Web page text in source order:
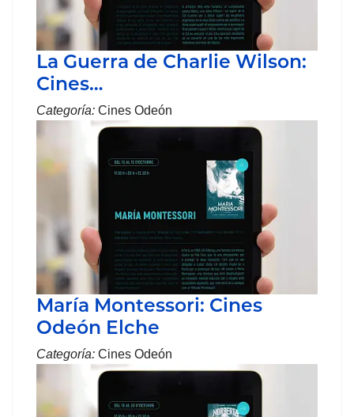
La Guerra de Charlie Wilson:
Cines…
Categoría: Cines Odeón
María Montessori: Cines
Odeón Elche
Categoría: Cines Odeón